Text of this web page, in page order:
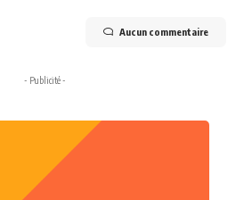
Aucun commentaire
- Publicité -